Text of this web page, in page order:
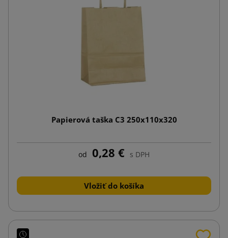
Papierová taška C3 250x110x320
od 0,28 € s DPH
Vložiť do košíka